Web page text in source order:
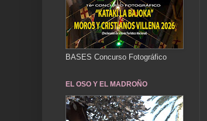
BASES Concurso Fotográfico
EL OSO Y EL MADROÑO